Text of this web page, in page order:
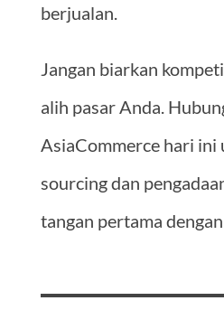
berjualan.
Jangan biarkan
alih pasar Anda.
AsiaCommerce hari ini
sourcing dan
tangan pertama